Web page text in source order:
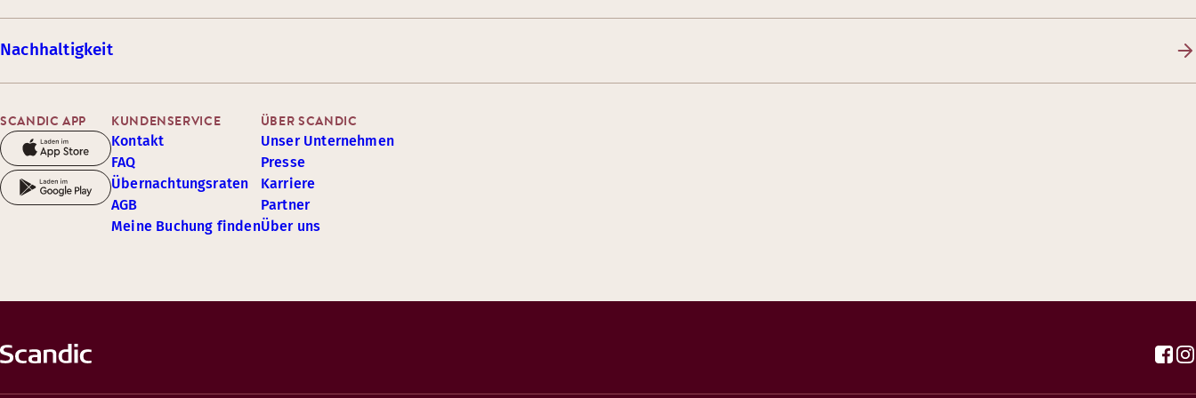
Nachhaltigkeit
SCANDIC APP KUNDENSERVICE
Kontakt
FAQ
Übernachtungsraten
AGB
Meine Buchung finden
ÜBER SCANDIC
Unser Unternehmen
Presse
Karriere
Partner
Über uns